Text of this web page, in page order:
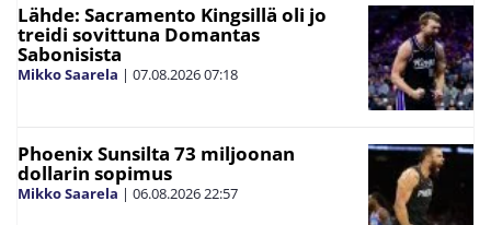
Lähde: Sacramento Kingsillä oli jo
treidi sovittuna Domantas
Sabonisista
Mikko Saarela | 07.08.202607:18
Phoenix Sunsilta 73 miljoonan
dollarin sopimus
Mikko Saarela | 06.08.202622:57